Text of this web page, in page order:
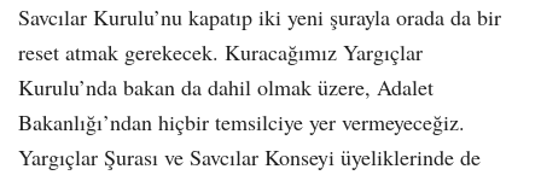
Savcılar Kurulu’nu kapatıp iki yeni şurayla orada da bir
reset atmak gerekecek. Kuracağımız Yargıçlar
Kurulu’nda bakan da dahil olmak üzere, Adalet
Bakanlığı’ndan hiçbir temsilciye yer vermeyeceğiz.
Yargıçlar Şurası ve Savcılar Konseyi üyeliklerinde de